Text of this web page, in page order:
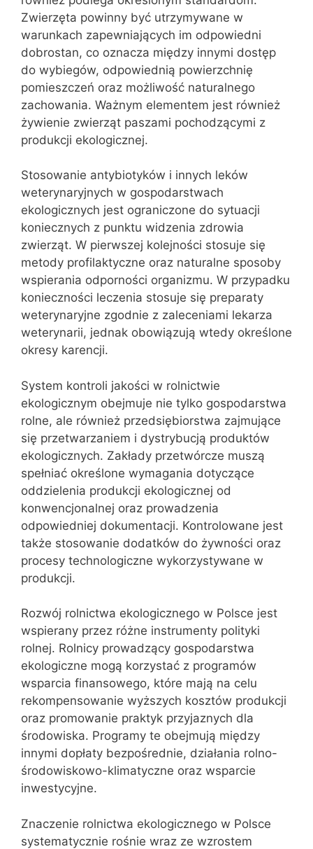
Zwierzęta powinny być utrzymywane w
warunkach zapewniających im odpowiedni
dobrostan, co oznacza między innymi dostęp
do wybiegów, odpowiednią powierzchnię
pomieszczeń oraz możliwość naturalnego
zachowania. Ważnym elementem jest również
żywienie zwierząt paszami pochodzącymi z
produkcji ekologicznej.
Stosowanie antybiotyków i innych leków
weterynaryjnych w gospodarstwach
ekologicznych jest ograniczone do sytuacji
koniecznych z punktu widzenia zdrowia
zwierząt. W pierwszej kolejności stosuje się
metody profilaktyczne oraz naturalne sposoby
wspierania odporności organizmu. W przypadku
konieczności leczenia stosuje się preparaty
weterynaryjne zgodnie z zaleceniami lekarza
weterynarii, jednak obowiązują wtedy określone
okresy karencji.
System kontroli jakości w rolnictwie
ekologicznym obejmuje nie tylko gospodarstwa
rolne, ale również przedsiębiorstwa zajmujące
się przetwarzaniem i dystrybucją produktów
ekologicznych. Zakłady przetwórcze muszą
spełniać określone wymagania dotyczące
oddzielenia produkcji ekologicznej od
konwencjonalnej oraz prowadzenia
odpowiedniej dokumentacji. Kontrolowane jest
także stosowanie dodatków do żywności oraz
procesy technologiczne wykorzystywane w
produkcji.
Rozwój rolnictwa ekologicznego w Polsce jest
wspierany przez różne instrumenty polityki
rolnej. Rolnicy prowadzący gospodarstwa
ekologiczne mogą korzystać z programów
wsparcia finansowego, które mają na celu
rekompensowanie wyższych kosztów produkcji
oraz promowanie praktyk przyjaznych dla
środowiska. Programy te obejmują między
innymi dopłaty bezpośrednie, działania rolno-
środowiskowo-klimatyczne oraz wsparcie
inwestycyjne.
Znaczenie rolnictwa ekologicznego w Polsce
systematycznie rośnie wraz ze wzrostem